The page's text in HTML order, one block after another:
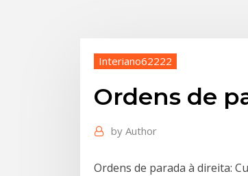
Interiano62222
Ordens de
by Author
Ordens de parada à direita: